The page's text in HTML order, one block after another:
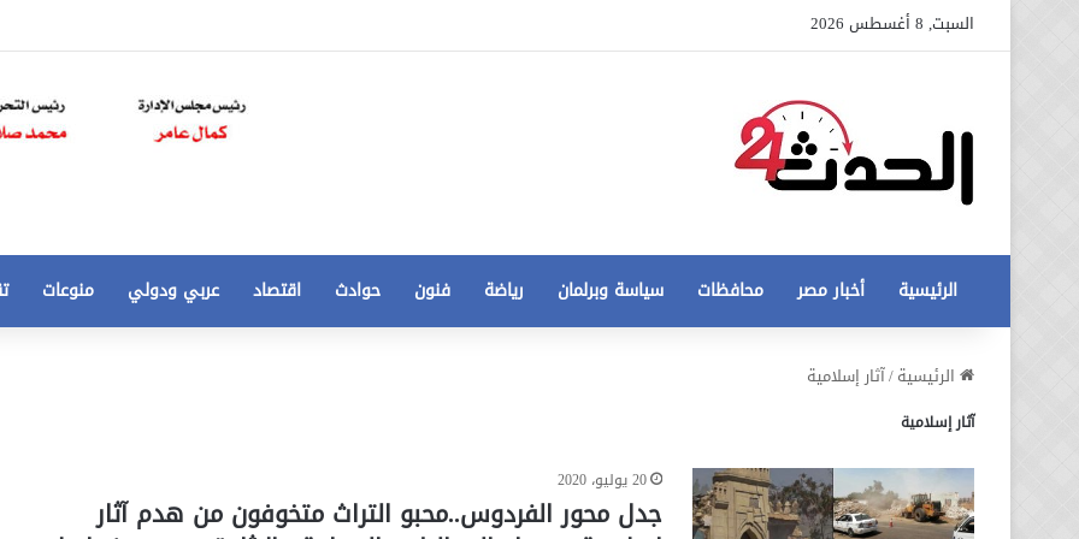
السبت, 8 أغسطس 2026
الرئيسية أخبار مصر محافظات سياسة وبرلمان رياضة فنون حوادث اقتصاد عربي ودولي منوعات
الرئيسية/آثار إسلامية
آثار إسلامية
20 يوليو، 2020
جدل محور الفردوس..محبو التراث متخوفون من هدم آثار
عاجل
أزمة
مخالفات
البناء
12 أغسطس، 2020
عاجل تطورات جديدة في أزمة مخالفات
الي
50